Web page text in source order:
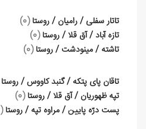
تاتار سفلی / رامیان / روستا (0)
تازه آباد / آق قلا / روستا (0)
تاشته / مینودشت / روستا (0)
تاقان پای پتکه / گنبد کاووس / روستا
تپه ظهوریان / آق قلا / روستا (0)
پست درّه پایین / مراوه تپه / روستا (0)